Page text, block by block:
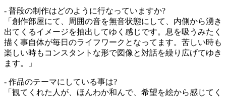
- 普段の制作はどのように行なっていますか?
「創作部屋にて、周囲の音を無音状態にして、内側から湧き
出てくるイメージを抽出してゆく感じです。息を吸うみたく
描く事自体が毎日のライフワークとなってます。苦しい時も
楽しい時もコンスタントな形で図像と対話を繰り広げてゆき
ます。」
- 作品のテーマにしている事は?
「観てくれた人が、ほんわか和んで、希望を絵から感じてく